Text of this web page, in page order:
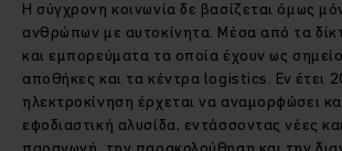
Η σύγχρονη κοινωνία δε βασίζεται όμως
ανθρώπων με αυτοκίνητα. Μέσα από τα
και εμπορεύματα τα οποία έχουν ως
αποθήκες και τα κέντρα logistics. Εν έτει
ηλεκτροκίνηση έρχεται να αναμορφώσει
εφοδιαστική αλυσίδα, εντάσσοντας νέες